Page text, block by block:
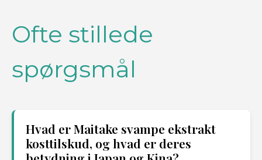
Ofte stillede
spørgsmål
Hvad er Maitake svampe ekstrakt
kosttilskud, og hvad er deres